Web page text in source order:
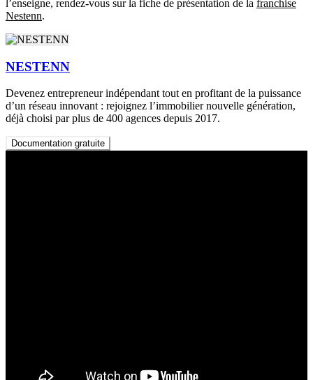
l’enseigne, rendez-vous sur la fiche de présentation de la franchise
Nestenn.
NESTENN
Devenez entrepreneur indépendant tout en profitant de la puissance
d’un réseau innovant : rejoignez l’immobilier nouvelle génération,
déjà choisi par plus de 400 agences depuis 2017.
Documentation gratuite